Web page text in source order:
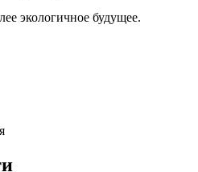
экологичное будущее.